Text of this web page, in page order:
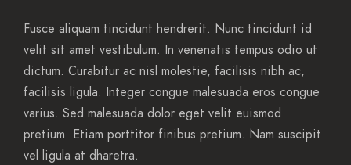
Fusce aliquam tincidunt hendrerit. Nunc tincidunt id
velit sit amet vestibulum. In venenatis tempus odio ut
dictum. Curabitur ac nisl molestie, facilisis nibh ac,
facilisis ligula. Integer congue malesuada eros congue
varius. Sed malesuada dolor eget velit euismod
pretium. Etiam porttitor finibus pretium. Nam suscipit
vel ligula at dharetra.